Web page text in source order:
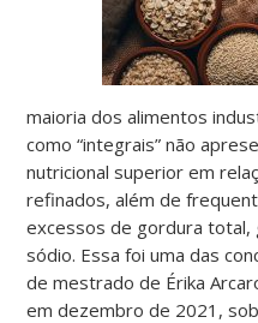
maioria dos alimentos
como “integrais” não
nutricional superior em
refinados, além de
excessos de gordura total,
sódio. Essa foi uma das
de mestrado de Érika
em dezembro de 2021,